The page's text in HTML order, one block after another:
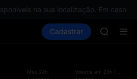
na sua localização. Em caso
Mercados Spot Futuros
Cadastrar
SKYAI
AAOI
Máx 24h
Volume em 24h (